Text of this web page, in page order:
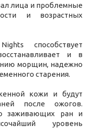
лица и проблемные
и возрастных
способствует
и в
морщин, надежно
старения.
кожи и будут
после ожогов.
заживающих ран и
уровень